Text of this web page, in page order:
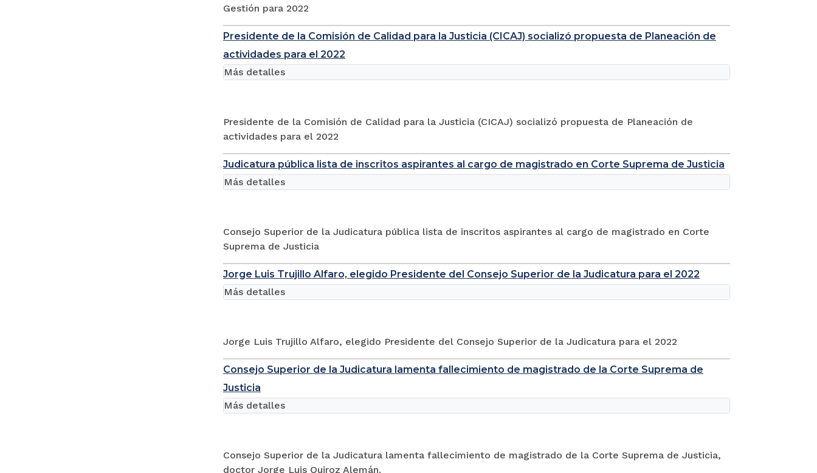
Gestión para 2022
Presidente de la Comisión de Calidad para la Justicia (CICAJ) socializó propuesta de Planeación de
actividades para el 2022
Presidente de la Comisión de Calidad para la Justicia (CICAJ) socializó propuesta de Planeación de
actividades para el 2022
Más detalles
Judicatura pública lista de inscritos aspirantes al cargo de magistrado en Corte Suprema de Justicia
Consejo Superior de la Judicatura pública lista de inscritos aspirantes al cargo de magistrado en Corte
Suprema de Justicia
Más detalles
Jorge Luis Trujillo Alfaro, elegido Presidente del Consejo Superior de la Judicatura para el 2022
Jorge Luis Trujillo Alfaro, elegido Presidente del Consejo Superior de la Judicatura para el 2022
Más detalles
Consejo Superior de la Judicatura lamenta fallecimiento de magistrado de la Corte Suprema de
Justicia
Consejo Superior de la Judicatura lamenta fallecimiento de magistrado de la Corte Suprema de Justicia,
doctor Jorge Luis Quiroz Alemán.
Más detalles